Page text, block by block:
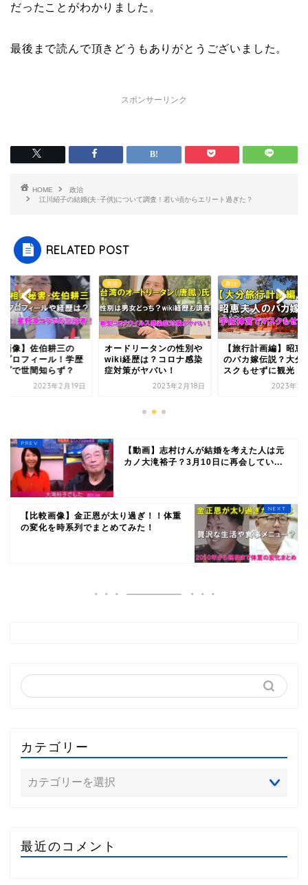
だったことがわかりました。
最後まで読んで頂きどうもありがとうございました。
スポンサーリンク
HOME
政治
江川紹子の結婚(夫･子供)について調査！若い頃からエリート過ぎた？
RELATED POST
画像】佐伯耕三の
ロフィール！学歴
プで世間知らず？
2023年2月19日
政治
オードリータンの性別や
wiki経歴は？コロナ感染
症対策がヤバい！
2023年2月18日
政治
【旅行計画編】昭恵
のバカ嫁伝説？大分
スクもせずに観光！
2023年2
【動画】志村けんが結婚を考えた人は元
カノ大滝裕子？3月10日に再会してい...
【比較画像】金正恩が太り過ぎ！！体重
の変化を時系列でまとめてみた！
カテゴリー
最近のコメント